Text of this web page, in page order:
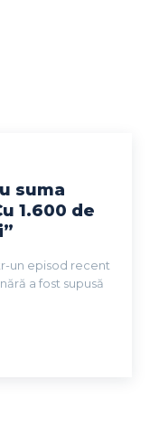
suma
1.600 de
un episod recent
a fost supusă